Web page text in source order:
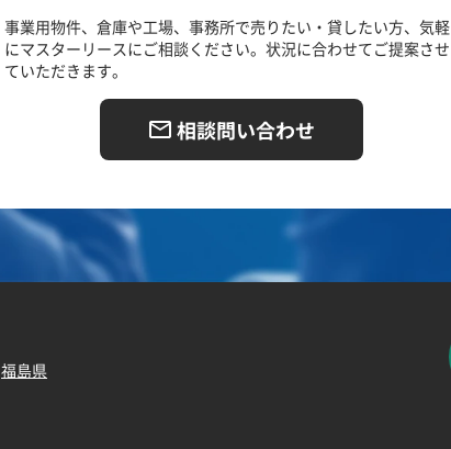
事業用物件、倉庫や工場、事務所で売りたい・貸したい方、気軽
にマスターリースにご相談ください。状況に合わせてご提案させ
ていただきます。
相談問い合わせ
福島県